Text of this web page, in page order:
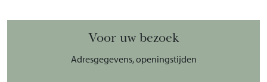
Voor uw bezoek
Adresgegevens, openingstijden